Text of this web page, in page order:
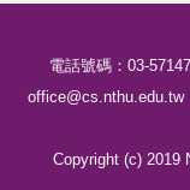
電話號碼：03-
office@cs.nthu.edu.tw
Copyright (c) 2019